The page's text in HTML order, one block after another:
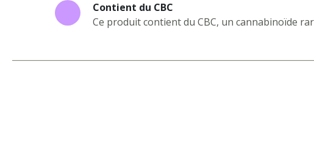
Contient du CBC
Ce produit contient du CBC, un cannabinoïde